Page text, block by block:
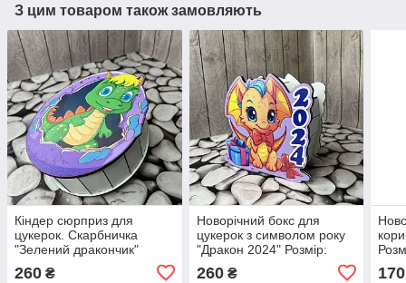
З цим товаром також замовляють
Кіндер сюрприз для
цукерок. Скарбничка
"Зелений дракончик"
260 ₴
Новорічний бокс для
цукерок з символом року
"Дракон 2024" Розмір:
260₴ 170